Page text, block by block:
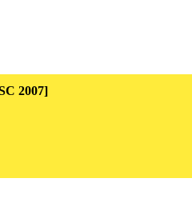
2007]